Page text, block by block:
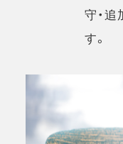
守・
す。